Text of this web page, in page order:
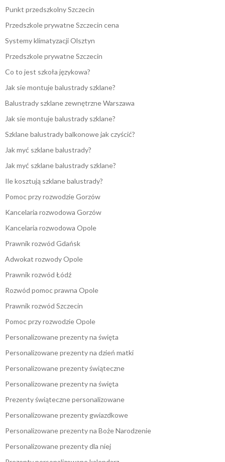
Punkt przedszkolny Szczecin
Przedszkole prywatne Szczecin cena
Systemy klimatyzacji Olsztyn
Przedszkole prywatne Szczecin
Co to jest szkoła językowa?
Jak sie montuje balustrady szklane?
Balustrady szklane zewnętrzne Warszawa
Jak sie montuje balustrady szklane?
Szklane balustrady balkonowe jak czyścić?
Jak myć szklane balustrady?
Jak myć szklane balustrady szklane?
Ile kosztują szklane balustrady?
Pomoc przy rozwodzie Gorzów
Kancelaria rozwodowa Gorzów
Kancelaria rozwodowa Opole
Prawnik rozwód Gdańsk
Adwokat rozwody Opole
Prawnik rozwód Łódź
Rozwód pomoc prawna Opole
Prawnik rozwód Szczecin
Pomoc przy rozwodzie Opole
Personalizowane prezenty na święta
Personalizowane prezenty na dzień matki
Personalizowane prezenty świąteczne
Personalizowane prezenty na święta
Prezenty świąteczne personalizowane
Personalizowane prezenty gwiazdkowe
Personalizowane prezenty na Boże Narodzenie
Personalizowane prezenty dla niej